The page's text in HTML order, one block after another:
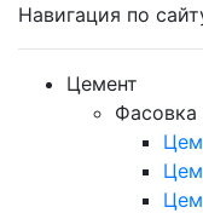
Навигация по
Цемент
Фасовка